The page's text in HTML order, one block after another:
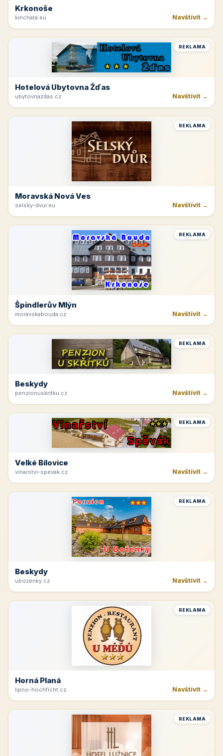
Krkonoše
kinchata.eu Navštívit →
REKLAMA
Hotelová Ubytovna Žďas
ubytovnazdas.cz Navštívit →
REKLAMA
Moravská Nová Ves
selsky-dvur.eu Navštívit →
REKLAMA
Špindlerův Mlýn
moravskabouda.cz Navštívit →
REKLAMA
Beskydy
penzionuskritku.cz Navštívit →
REKLAMA
Velké Bílovice
vinarstvi-spevak.cz Navštívit →
REKLAMA
Beskydy
ubozenky.cz Navštívit →
REKLAMA
Horná Planá
lipno-hochficht.cz Navštívit →
REKLAMA